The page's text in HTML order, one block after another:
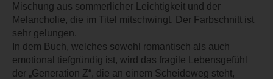
Mischung aus sommerlicher Leichtigkeit und der
Melancholie, die im Titel mitschwingt. Der Farbschnitt ist
sehr gelungen.
In dem Buch, welches sowohl romantisch als auch
emotional tiefgründig ist, wird das fragile Lebensgefühl
der „Generation Z“, die an einem Scheideweg steht,